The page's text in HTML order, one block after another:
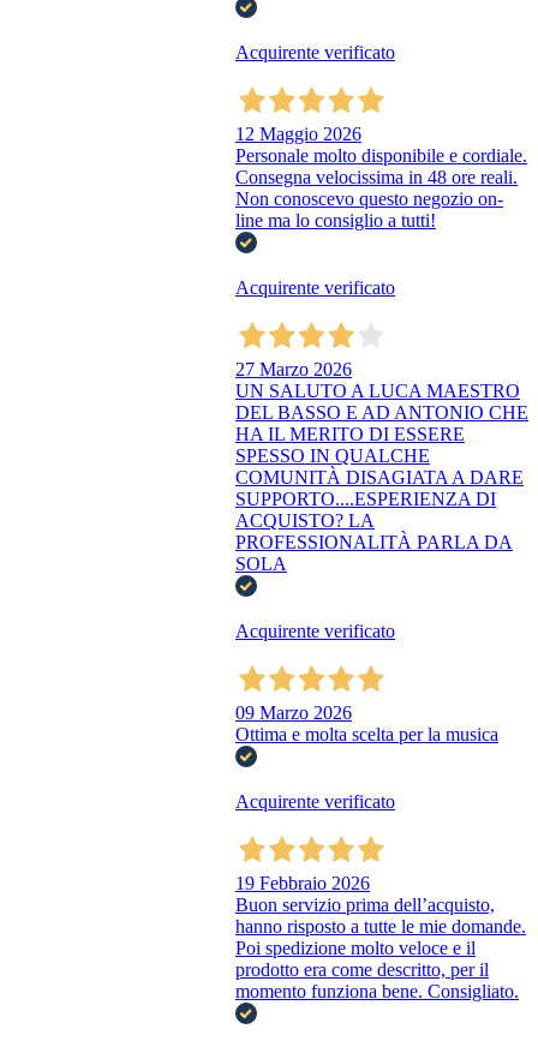
Acquirente verificato
12 Maggio 2026
Personale molto disponibile e cordiale.
Consegna velocissima in 48 ore reali.
Non conoscevo questo negozio on-
line ma lo consiglio a tutti!
Acquirente verificato
27 Marzo 2026
UN SALUTO A LUCA MAESTRO
DEL BASSO E AD ANTONIO CHE
HA IL MERITO DI ESSERE
SPESSO IN QUALCHE
COMUNITÀ DISAGIATA A DARE
SUPPORTO....ESPERIENZA DI
ACQUISTO? LA
PROFESSIONALITÀ PARLA DA
SOLA
Acquirente verificato
09 Marzo 2026
Ottima e molta scelta per la musica
Acquirente verificato
19 Febbraio 2026
Buon servizio prima dell’acquisto,
hanno risposto a tutte le mie domande.
Poi spedizione molto veloce e il
prodotto era come descritto, per il
momento funziona bene. Consigliato.